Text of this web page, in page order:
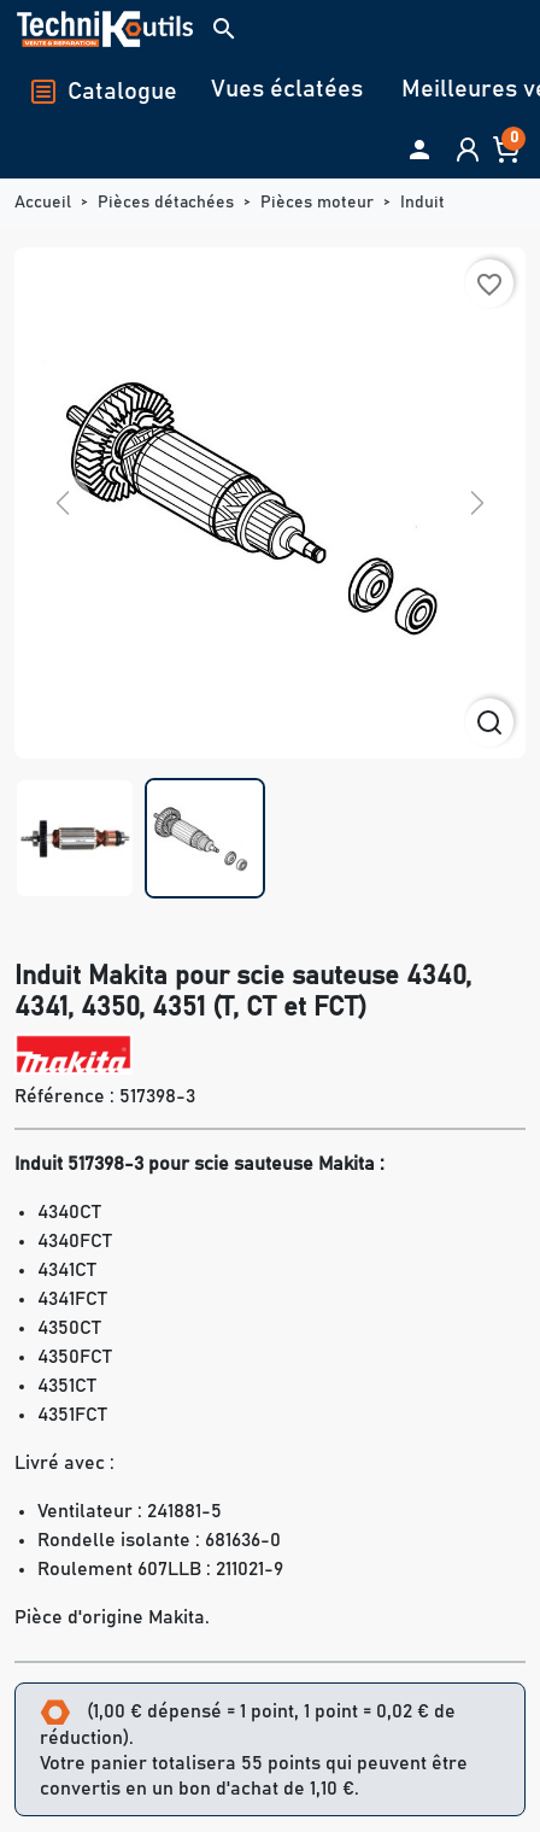
Panneau de gestion des cookies
search
Catalogue Vues éclatées Meilleures
 0
Accueil Pièces détachées Pièces moteur Induit
favorite_border
Previous Next
Induit Makita pour scie sauteuse 4340,
4341, 4350, 4351 (T, CT et FCT)
Référence : 517398-3
Induit 517398-3 pour scie sauteuse Makita :
4340CT
4340FCT
4341CT
4341FCT
4350CT
4350FCT
4351CT
4351FCT
Livré avec :
Ventilateur : 241881-5
Rondelle isolante : 681636-0
Roulement 607LLB : 211021-9
Pièce d'origine Makita.
(1,00 € dépensé = 1 point, 1 point = 0,02 € de
réduction).
Votre panier totalisera 55 points qui peuvent être
convertis en un bon d'achat de 1,10 €.